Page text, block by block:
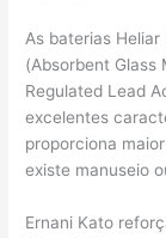
As baterias
(Absorbent Glass
Regulated Lead
excelentes
proporciona
existe manuseio
Ernani Kato